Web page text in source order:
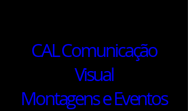
CAL Comunicação
Visual
Montagens e Eventos